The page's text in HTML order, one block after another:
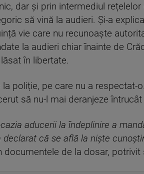
dar și prin intermediul
să vină la audieri. Și-a
vie care nu recunoaște
la audieri chiar înainte de
în libertate.
poliție, pe care nu a respectat-
să nu-l mai deranjeze
aducerii la îndeplinire a
că se află la nişte
documentele de la dosar, potrivit